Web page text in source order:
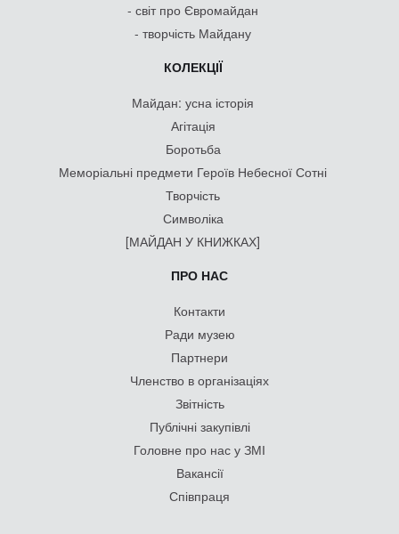
- світ про Євромайдан
- творчість Майдану
КОЛЕКЦІЇ
Майдан: усна історія
Агітація
Боротьба
Меморіальні предмети Героїв Небесної Сотні
Творчість
Символіка
[МАЙДАН У КНИЖКАХ]
ПРО НАС
Контакти
Ради музею
Партнери
Членство в організаціях
Звітність
Публічні закупівлі
Головне про нас у ЗМІ
Вакансії
Співпраця